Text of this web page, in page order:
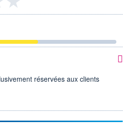
réservées aux clients